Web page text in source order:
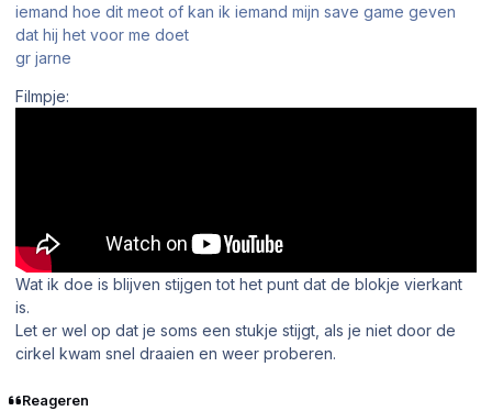
iemand hoe dit meot of kan ik iemand mijn save game geven
dat hij het voor me doet
gr jarne
Filmpje:
Wat ik doe is blijven stijgen tot het punt dat de blokje vierkant
is.
Let er wel op dat je soms een stukje stijgt, als je niet door de
cirkel kwam snel draaien en weer proberen.
Reageren